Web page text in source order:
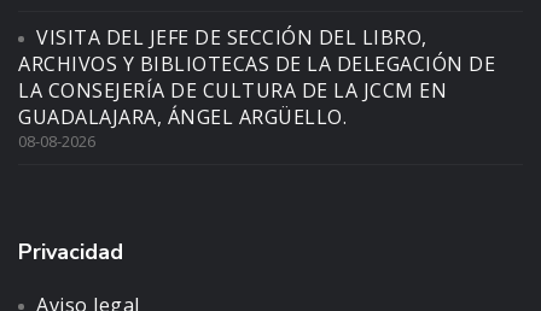
VISITA DEL JEFE DE SECCIÓN DEL LIBRO,
ARCHIVOS Y BIBLIOTECAS DE LA DELEGACIÓN DE
LA CONSEJERÍA DE CULTURA DE LA JCCM EN
GUADALAJARA, ÁNGEL ARGÜELLO.
08-08-2026
Privacidad
Aviso legal